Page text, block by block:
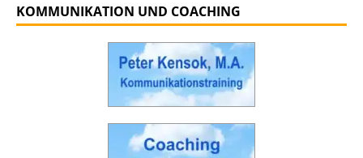
KOMMUNIKATION UND COACHING